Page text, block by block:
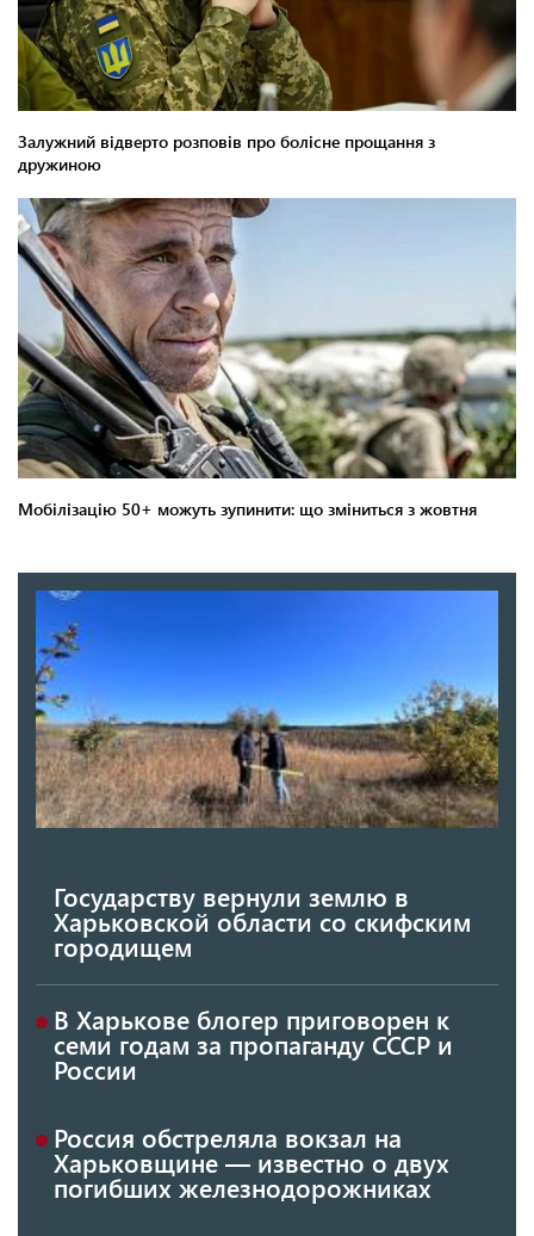
Государству вернули землю в
Харьковской области со скифским
городищем
В Харькове блогер приговорен к
семи годам за пропаганду СССР и
России
Россия обстреляла вокзал на
Харьковщине — известно о двух
погибших железнодорожниках